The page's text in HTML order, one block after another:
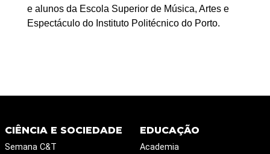
e alunos da Escola Superior de Música, Artes e
Espectáculo do Instituto Politécnico do Porto.
CIÊNCIA E SOCIEDADE
Semana C&T
EDUCAÇÃO
Academia